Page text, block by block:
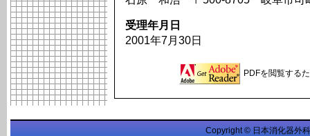
受理年月日
2001年7月30日
PDFを閲覧する
Copyright © 日本消化器外